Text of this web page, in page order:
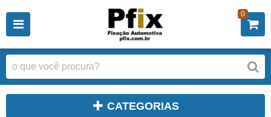
0
CATEGORIAS